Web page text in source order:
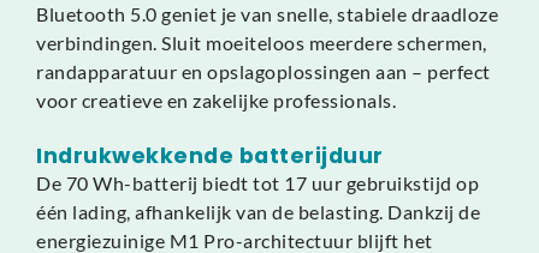
Bluetooth 5.0 geniet je van snelle, stabiele draadloze
verbindingen. Sluit moeiteloos meerdere schermen,
randapparatuur en opslagoplossingen aan – perfect
voor creatieve en zakelijke professionals.
Indrukwekkende batterijduur
De 70 Wh-batterij biedt tot 17 uur gebruikstijd op
één lading, afhankelijk van de belasting. Dankzij de
energiezuinige M1 Pro-architectuur blijft het